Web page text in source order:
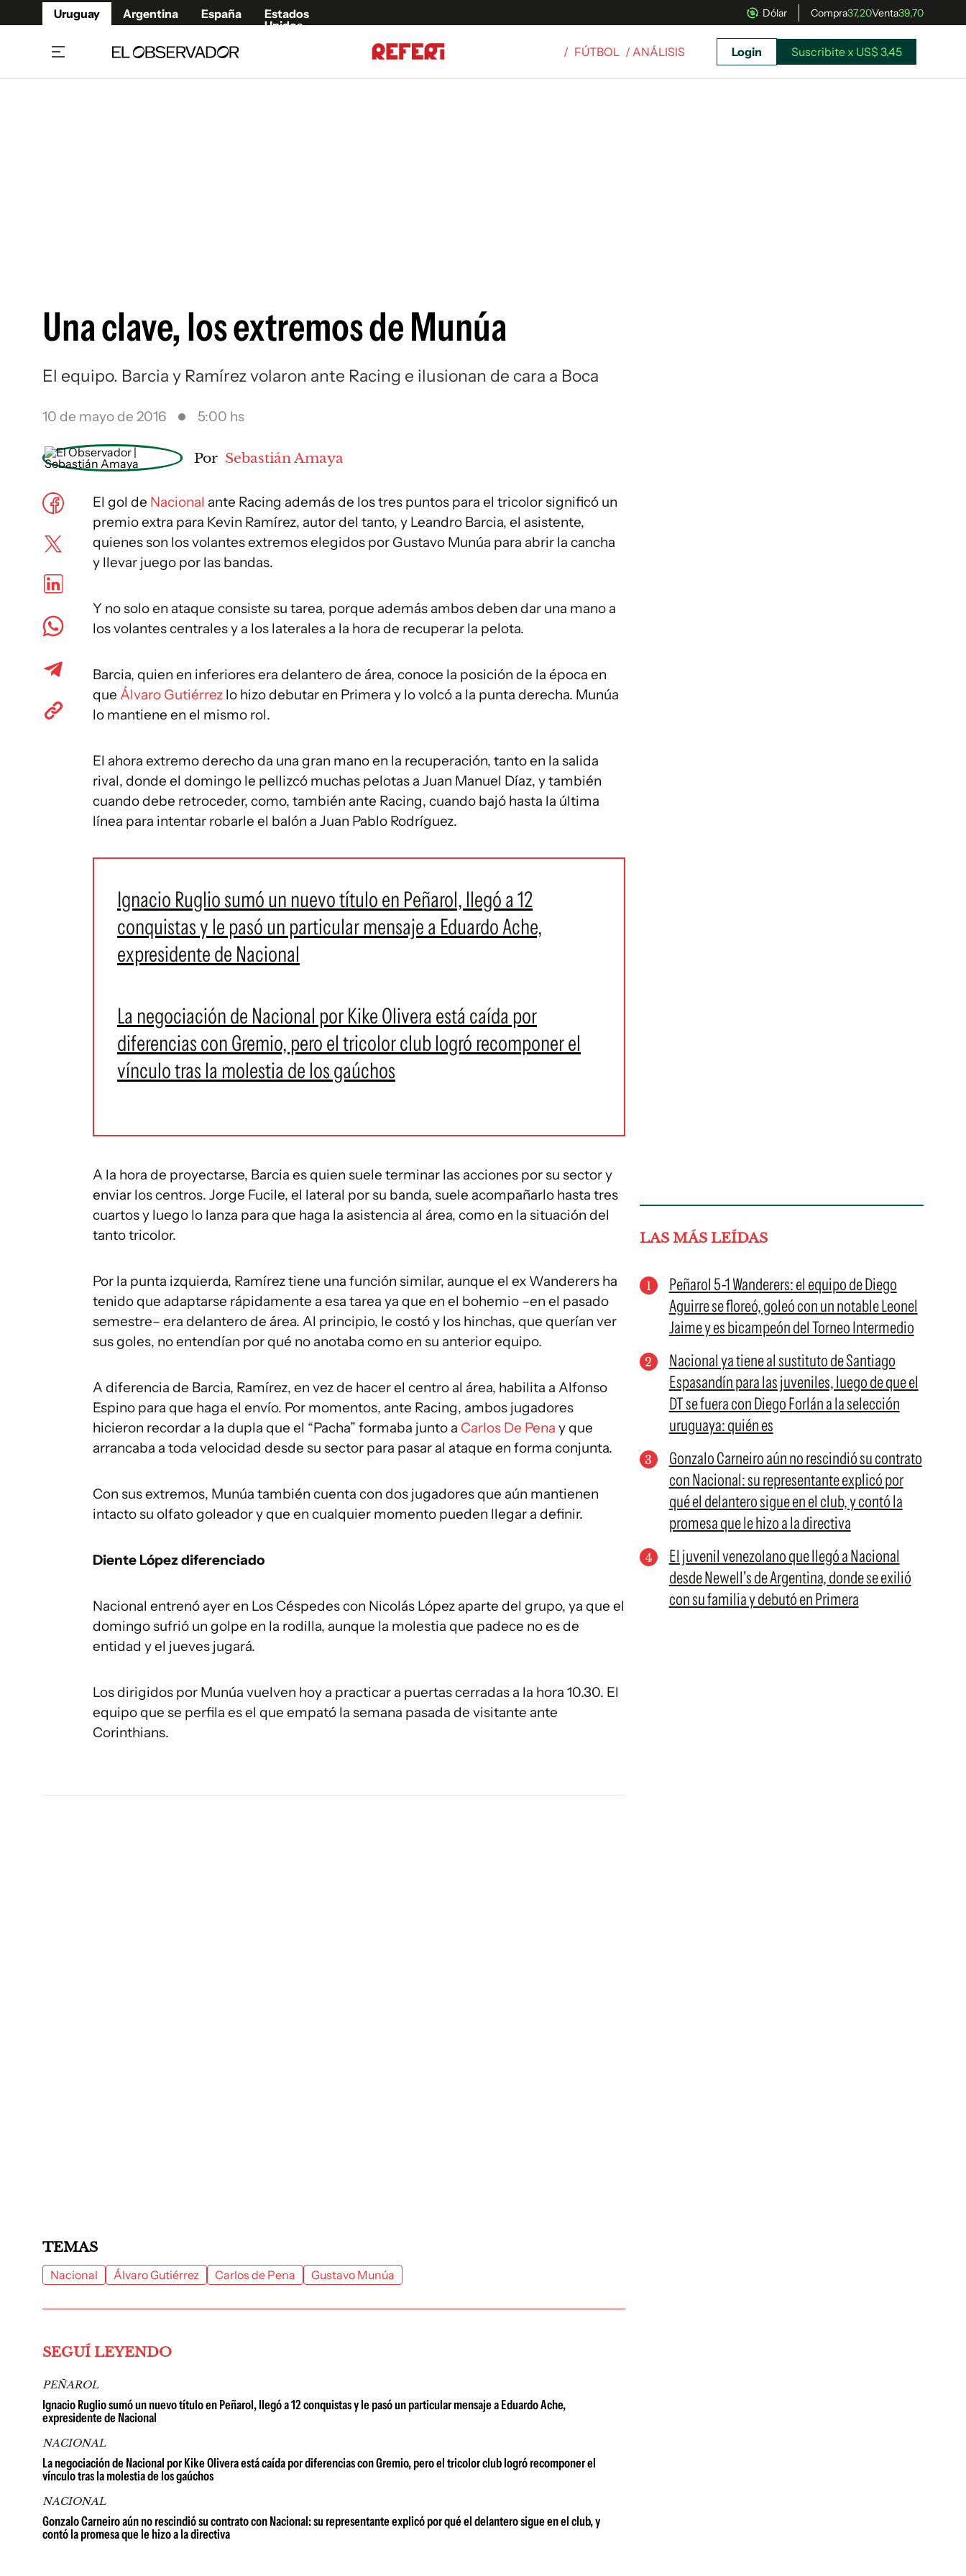
Uruguay Argentina España
Estados
Unidos
Dólar Compra37,20Venta39,70
/ FÚTBOL / ANÁLISIS Login Suscribite x US$ 3,45
Una clave, los extremos de Munúa
El equipo. Barcia y Ramírez volaron ante Racing e ilusionan de cara a Boca
10 de mayo de 2016 5:00 hs
Por Sebastián Amaya
El gol de Nacional ante Racing además de los tres puntos para el tricolor significó un
premio extra para Kevin Ramírez, autor del tanto, y Leandro Barcia, el asistente,
quienes son los volantes extremos elegidos por Gustavo Munúa para abrir la cancha
y llevar juego por las bandas.
Y no solo en ataque consiste su tarea, porque además ambos deben dar una mano a
los volantes centrales y a los laterales a la hora de recuperar la pelota.
Barcia, quien en inferiores era delantero de área, conoce la posición de la época en
que Álvaro Gutiérrez lo hizo debutar en Primera y lo volcó a la punta derecha. Munúa
lo mantiene en el mismo rol.
El ahora extremo derecho da una gran mano en la recuperación, tanto en la salida
rival, donde el domingo le pellizcó muchas pelotas a Juan Manuel Díaz, y también
cuando debe retroceder, como, también ante Racing, cuando bajó hasta la última
línea para intentar robarle el balón a Juan Pablo Rodríguez.
Ignacio Ruglio sumó un nuevo título en Peñarol, llegó a 12
conquistas y le pasó un particular mensaje a Eduardo Ache,
expresidente de Nacional
La negociación de Nacional por Kike Olivera está caída por
diferencias con Gremio, pero el tricolor club logró recomponer el
vínculo tras la molestia de los gaúchos
A la hora de proyectarse, Barcia es quien suele terminar las acciones por su sector y
enviar los centros. Jorge Fucile, el lateral por su banda, suele acompañarlo hasta tres
cuartos y luego lo lanza para que haga la asistencia al área, como en la situación del
tanto tricolor.
Por la punta izquierda, Ramírez tiene una función similar, aunque el ex Wanderers ha
tenido que adaptarse rápidamente a esa tarea ya que en el bohemio –en el pasado
semestre– era delantero de área. Al principio, le costó y los hinchas, que querían ver
sus goles, no entendían por qué no anotaba como en su anterior equipo.
A diferencia de Barcia, Ramírez, en vez de hacer el centro al área, habilita a Alfonso
Espino para que haga el envío. Por momentos, ante Racing, ambos jugadores
hicieron recordar a la dupla que el “Pacha” formaba junto a Carlos De Pena y que
arrancaba a toda velocidad desde su sector para pasar al ataque en forma conjunta.
Con sus extremos, Munúa también cuenta con dos jugadores que aún mantienen
intacto su olfato goleador y que en cualquier momento pueden llegar a definir.
Diente López diferenciado
Nacional entrenó ayer en Los Céspedes con Nicolás López aparte del grupo, ya que el
domingo sufrió un golpe en la rodilla, aunque la molestia que padece no es de
entidad y el jueves jugará.
Los dirigidos por Munúa vuelven hoy a practicar a puertas cerradas a la hora 10.30. El
equipo que se perfila es el que empató la semana pasada de visitante ante
Corinthians.
LAS MÁS LEÍDAS
Peñarol 5-1 Wanderers: el equipo de Diego
Aguirre se floreó, goleó con un notable Leonel
Jaime y es bicampeón del Torneo Intermedio
Nacional ya tiene al sustituto de Santiago
Espasandín para las juveniles, luego de que el
DT se fuera con Diego Forlán a la selección
uruguaya: quién es
Gonzalo Carneiro aún no rescindió su contrato
con Nacional: su representante explicó por
qué el delantero sigue en el club, y contó la
promesa que le hizo a la directiva
El juvenil venezolano que llegó a Nacional
desde Newell's de Argentina, donde se exilió
con su familia y debutó en Primera
TEMAS
Nacional Álvaro Gutiérrez Carlos de Pena Gustavo Munúa
SEGUÍ LEYENDO
PEÑAROL
Ignacio Ruglio sumó un nuevo título en Peñarol, llegó a 12 conquistas y le pasó un particular mensaje a Eduardo Ache,
expresidente de Nacional
NACIONAL
La negociación de Nacional por Kike Olivera está caída por diferencias con Gremio, pero el tricolor club logró recomponer el
vínculo tras la molestia de los gaúchos
NACIONAL
Gonzalo Carneiro aún no rescindió su contrato con Nacional: su representante explicó por qué el delantero sigue en el club, y
contó la promesa que le hizo a la directiva